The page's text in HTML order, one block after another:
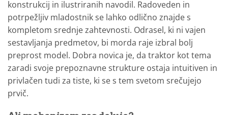
konstrukcij in ilustriranih navodil. Radoveden in
potrpežljiv mladostnik se lahko odlično znajde s
kompletom srednje zahtevnosti. Odrasel, ki ni vajen
sestavljanja predmetov, bi morda raje izbral bolj
preprost model. Dobra novica je, da traktor kot tema
zaradi svoje prepoznavne strukture ostaja intuitiven in
privlačen tudi za tiste, ki se s tem svetom srečujejo
prvič.